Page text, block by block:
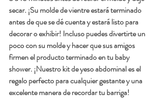
secar. ¡Su molde de vientre estará terminado
antes de que se dé cuenta y estará listo para
decorar o exhibir! Incluso puedes divertirte un
poco con su molde y hacer que sus amigos
firmen el producto terminado en tu baby
shower. ¡Nuestro kit de yeso abdominal es el
regalo perfecto para cualquier gestante y una
excelente manera de recordar tu barriga!